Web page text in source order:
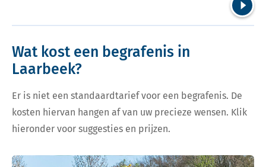
Wat kost een begrafenis in
Laarbeek?
Er is niet een standaardtarief voor een begrafenis. De
kosten hiervan hangen af van uw precieze wensen. Klik
hieronder voor suggesties en prijzen.
Bekijk tarieven voor begrafenis